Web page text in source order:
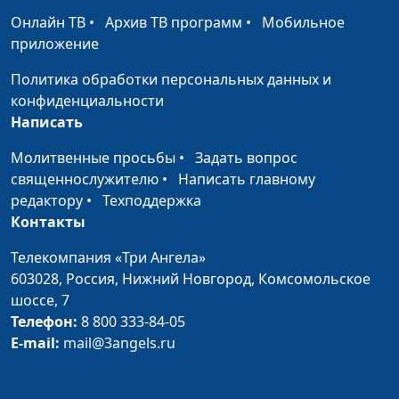
психолог
чем опасен
нарциссизм
Айгуль Иншакова,
влияет на жизнь
Айгуль Иншакова,
психолог
Можно ли изменить
психолог
Пирамида Маслоу.
Иерархия
потребностей
Онлайн ТВ • Архив ТВ программ • Мобильное
приложение
Политика обработки персональных данных и
конфиденциальности
Написать
Молитвенные просьбы • Задать вопрос
священнослужителю • Написать главному
редактору • Техподдержка
Контакты
Телекомпания «Три Ангела»
603028, Россия, Нижний Новгород, Комсомольское
шоссе, 7
Телефон: 8 800 333-84-05
E-mail: mail@3angels.ru